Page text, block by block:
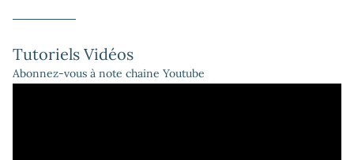
Tutoriels Vidéos
Abonnez-vous à note chaine Youtube